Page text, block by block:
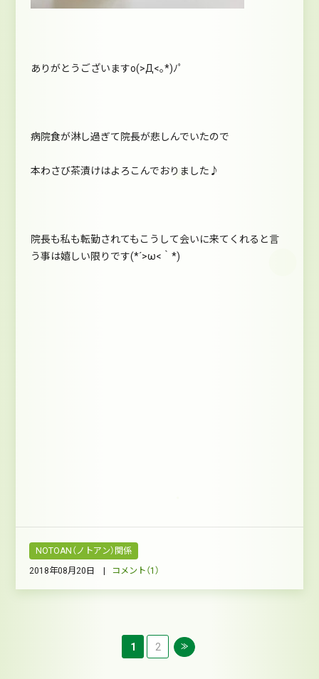
ありがとうございますo(>Д<｡*)ﾉﾟ
病院食が淋し過ぎて院長が悲しんでいたので
本わさび茶漬けはよろこんでおりました♪
院長も私も転勤されてもこうして会いに来てくれると言
う事は嬉しい限りです(*´>ω<｀*)
NOTOAN（ノトアン）関係
2018年08月20日 | コメント（1）
1 2 ≫